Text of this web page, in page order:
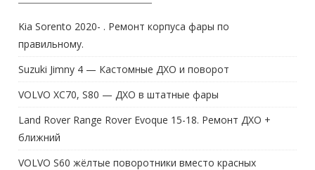
Kia Sorento 2020- . Ремонт корпуса фары по
правильному.
Suzuki Jimny 4 — Кастомные ДХО и поворот
VOLVO XC70, S80 — ДХО в штатные фары
Land Rover Range Rover Evoque 15-18. Ремонт ДХО +
ближний
VOLVO S60 жёлтые поворотники вместо красных